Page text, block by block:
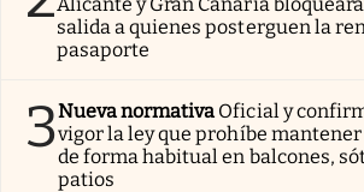
salida a quienes posterguen la
pasaporte
3Nueva normativa Oficial y
vigor la ley que prohíbe mantener
de forma habitual en balcones,
patios